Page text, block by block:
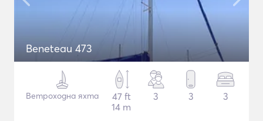
Beneteau 473
Ветроходна яхта
47 ft
14 m
3 3 3